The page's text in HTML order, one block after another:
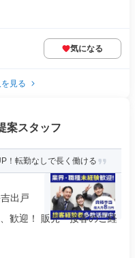
気になる
見る
案スタッフ
！転勤なしで長く働ける
出戸
歓迎！ 販売・接客のご経